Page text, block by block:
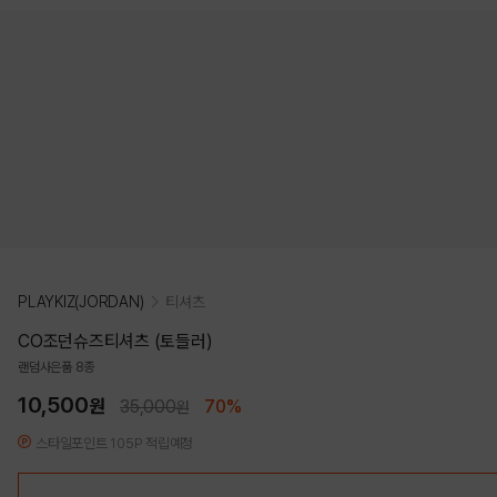
PLAYKIZ(JORDAN) 티셔츠
CO조던슈즈티셔츠 (토들러)
랜덤사은품 8종
10,500원 35,000원 70%
스타일포인트 105P 적립예정